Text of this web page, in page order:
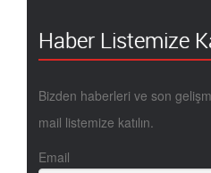
Haber Listemize
Bizden haberleri ve son
mail listemize katılın.
Email